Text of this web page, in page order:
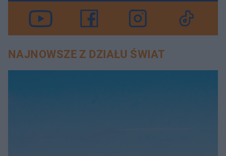
NAJNOWSZE Z DZIAŁU ŚWIAT